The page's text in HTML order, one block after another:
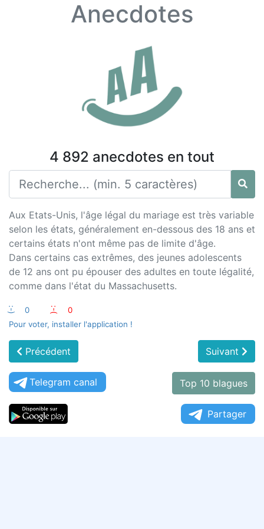
Anecdotes
4 892 anecdotes en tout
Aux Etats-Unis, l'âge légal du mariage est très variable
selon les états, généralement en-dessous des 18 ans et
certains états n'ont même pas de limite d'âge.
Dans certains cas extrêmes, des jeunes adolescents
de 12 ans ont pu épouser des adultes en toute légalité,
comme dans l'état du Massachusetts.
:-) 0 :-(
0
Pour voter, installer l'application !
Précédent Suivant
Telegram canal Top 10 blagues
Partager